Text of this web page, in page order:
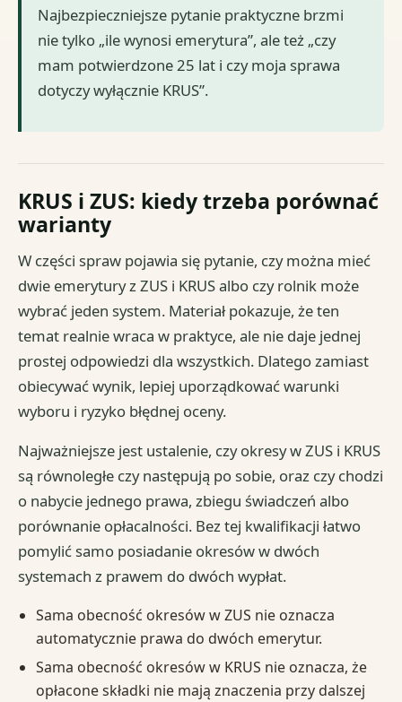
Najbezpieczniejsze pytanie praktyczne brzmi
nie tylko „ile wynosi emerytura”, ale też „czy
mam potwierdzone 25 lat i czy moja sprawa
dotyczy wyłącznie KRUS”.
KRUS i ZUS: kiedy trzeba porównać
warianty
W części spraw pojawia się pytanie, czy można mieć
dwie emerytury z ZUS i KRUS albo czy rolnik może
wybrać jeden system. Materiał pokazuje, że ten
temat realnie wraca w praktyce, ale nie daje jednej
prostej odpowiedzi dla wszystkich. Dlatego zamiast
obiecywać wynik, lepiej uporządkować warunki
wyboru i ryzyko błędnej oceny.
Najważniejsze jest ustalenie, czy okresy w ZUS i KRUS
są równoległe czy następują po sobie, oraz czy chodzi
o nabycie jednego prawa, zbiegu świadczeń albo
porównanie opłacalności. Bez tej kwalifikacji łatwo
pomylić samo posiadanie okresów w dwóch
systemach z prawem do dwóch wypłat.
Sama obecność okresów w ZUS nie oznacza
automatycznie prawa do dwóch emerytur.
Sama obecność okresów w KRUS nie oznacza, że
opłacone składki nie mają znaczenia przy dalszej